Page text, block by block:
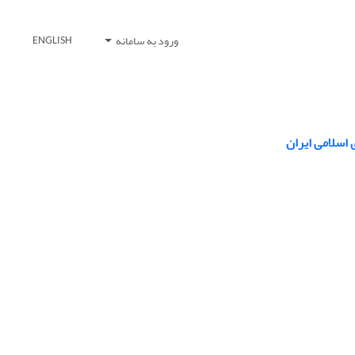
ورود به سامانه ENGLISH
ایران